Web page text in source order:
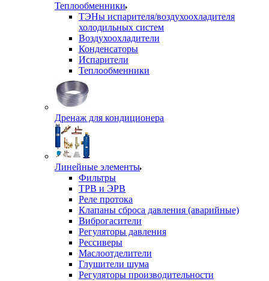
Теплообменники
ТЭНы испарителя/воздухоохладителя
холодильных систем
Воздухоохладители
Конденсаторы
Испарители
Теплообменники
Дренаж для кондиционера
Линейные элементы
Фильтры
ТРВ и ЭРВ
Реле протока
Клапаны сброса давления (аварийные)
Виброгасители
Регуляторы давления
Рессиверы
Маслоотделители
Глушители шума
Регуляторы производительности